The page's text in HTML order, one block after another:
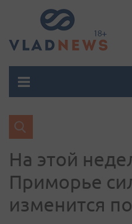
На этой
Приморье
изменится